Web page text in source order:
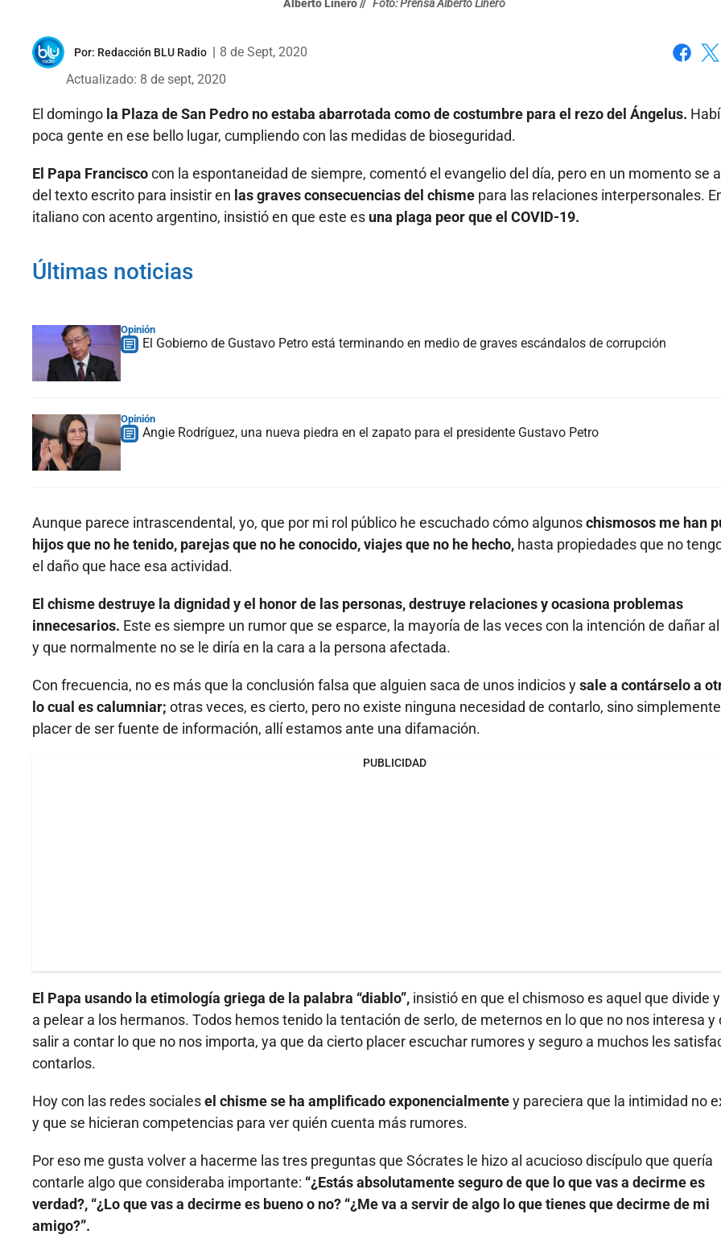
Alberto Linero // Foto: Prensa Alberto Linero
Por: Redacción BLU Radio
8 de Sept, 2020
Actualizado: 8 de sept, 2020
El domingo la Plaza de San Pedro no estaba abarrotada como de costumbre para el rezo del Ángelus.
poca gente en ese bello lugar, cumpliendo con las medidas de bioseguridad.
El Papa Franciscocon la espontaneidad de siempre, comentó el evangelio del día, pero en un momento se
del texto escrito para insistir en las graves consecuencias del chisme para las relaciones interpersonales.
italiano con acento argentino, insistió en que este es una plaga peor que el COVID-19.
Últimas noticias
Opinión
El Gobierno de Gustavo Petro está terminando en medio de graves escándalos de corrupción
Opinión
Angie Rodríguez, una nueva piedra en el zapato para el presidente Gustavo Petro
Aunque parece intrascendental, yo, que por mi rol público he escuchado cómo algunoschismosos me han
hijos que no he tenido, parejas que no he conocido, viajes que no he hecho, hasta propiedades que no
el daño que hace esa actividad.
El chisme destruye la dignidad y el honor de las personas, destruye relaciones y ocasiona problemas
innecesarios. Este es siempre un rumor que se esparce, la mayoría de las veces con la intención de dañar
y que normalmente no se le diría en la cara a la persona afectada.
Con frecuencia, no es más que la conclusión falsa que alguien saca de unos indicios ysale a contárselo a
lo cual es calumniar; otras veces, es cierto, pero no existe ninguna necesidad de contarlo, sino simplemente
placer de ser fuente de información, allí estamos ante una difamación.
PUBLICIDAD
El Papa usando la etimología griega de la palabra “diablo”, insistió en que el chismoso es aquel que divide
a pelear a los hermanos. Todos hemos tenido la tentación de serlo, de meternos en lo que no nos interesa y
salir a contar lo que no nos importa, ya que da cierto placer escuchar rumores y seguro a muchos les
contarlos.
Hoy con las redes socialesel chisme se ha amplificado exponencialmentey pareciera que la intimidad no
y que se hicieran competencias para ver quién cuenta más rumores.
Por eso me gusta volver a hacerme las tres preguntas que Sócrates le hizo al acucioso discípulo que quería
contarle algo que consideraba importante: “¿Estás absolutamente seguro de que lo que vas a decirme es
verdad?, “¿Lo que vas a decirme es bueno o no? “¿Me va a servir de algo lo que tienes que decirme de mi
amigo?”.